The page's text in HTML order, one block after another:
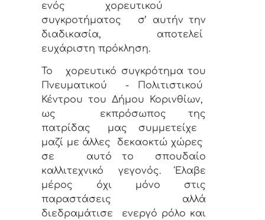
ενός χορευτικού
συγκροτήματος
σ’ αυτήν την
διαδικασία, αποτελεί
ευχάριστη πρόκληση.
Το
χορευτικό συγκρότημα του
Πνευματικού
- Πολιτιστικού
Κέντρου του Δήμου Κορινθίων,
ως
εκπρόσωπος της
πατρίδας
μας
συμμετείχε
μαζί με άλλες
δεκαοκτώ χώρες
σε
αυτό το
σπουδαίο
καλλιτεχνικό γεγονός. Έλαβε
μέρος όχι μόνο στις
παραστάσεις
αλλά
διεδραμάτισε
ενεργό ρόλο και